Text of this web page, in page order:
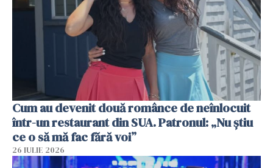
Cum au devenit două românce de neînlocuit
într-un restaurant din SUA. Patronul: „Nu știu
ce o să mă fac fără voi”
26 IULIE 2026